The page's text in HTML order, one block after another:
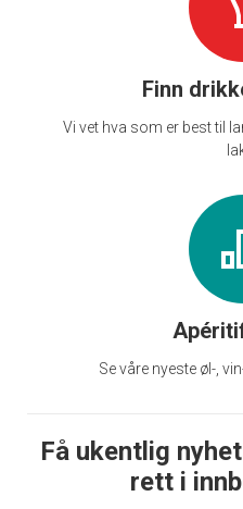
Finn
Vi vet hva som er best til
Se våre nyeste øl-,
Få ukentlig
rett i